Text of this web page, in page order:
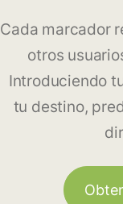
Cada marcador
otros
Introduciendo
tu destino,